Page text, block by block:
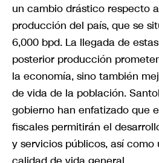
un cambio drástico respecto
producción del país, que se
6,000 bpd. La llegada de
posterior producción
la economía, sino también
de vida de la población.
gobierno han enfatizado que
fiscales permitirán el
y servicios públicos, así